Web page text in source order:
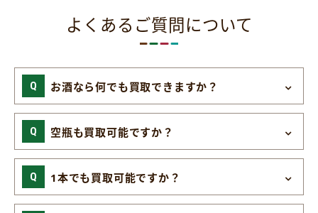
よくあるご質問について
お酒なら何でも買取できますか？
空瓶も買取可能ですか？
1本でも買取可能ですか？